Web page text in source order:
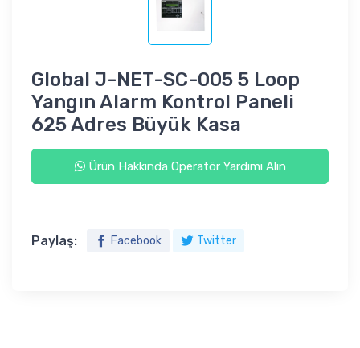
Global J-NET-SC-005 5 Loop
Yangın Alarm Kontrol Paneli
625 Adres Büyük Kasa
Ürün Hakkında Operatör Yardımı Alın
Paylaş: Facebook Twitter